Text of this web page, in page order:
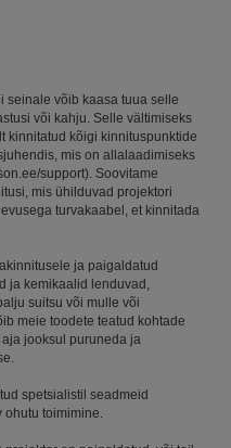
seinale võib kaasa tuua selle
või kahju. Selle vältimiseks
kinnitatud kõigi kinnituspunktide
mis on allalaadimiseks
support). Soovitame
mis ühilduvad projektori
turvakaabel, et kinnitada
ja paigaldatud
ja kemikaalid lenduvad,
suitsu või mulle või
meie toodete teatud kohtade
jooksul puruneda ja
spetsialistil seadmeid
toimimine.